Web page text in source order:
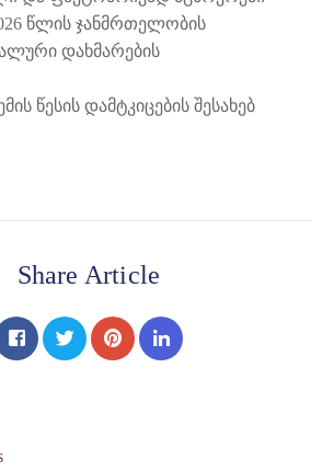
წლის ჯანმრთელობის
დახმარების
წესის დამტკიცების შესახებ
Share Article